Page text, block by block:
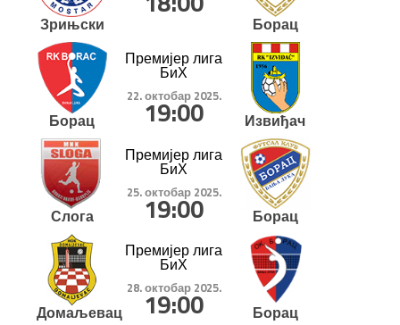
Зрињски Борац
Борац
Премијер лига
БиХ
22. октобар 2025.
19:00 Извиђач
Слога
Премијер лига
БиХ
25. октобар 2025.
19:00 Борац
Домаљевац
Премијер лига
БиХ
28. октобар 2025.
19:00 Борац